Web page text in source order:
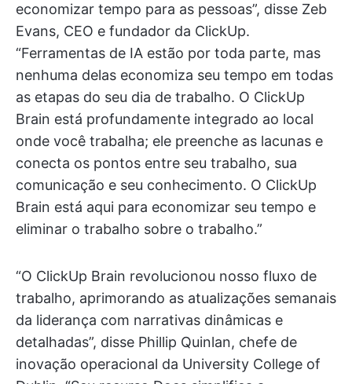
economizar tempo para as pessoas”, disse Zeb
Evans, CEO e fundador da ClickUp.
“Ferramentas de IA estão por toda parte, mas
nenhuma delas economiza seu tempo em todas
as etapas do seu dia de trabalho. O ClickUp
Brain está profundamente integrado ao local
onde você trabalha; ele preenche as lacunas e
conecta os pontos entre seu trabalho, sua
comunicação e seu conhecimento. O ClickUp
Brain está aqui para economizar seu tempo e
eliminar o trabalho sobre o trabalho.”
“O ClickUp Brain revolucionou nosso fluxo de
trabalho, aprimorando as atualizações semanais
da liderança com narrativas dinâmicas e
detalhadas”, disse Phillip Quinlan, chefe de
inovação operacional da University College of